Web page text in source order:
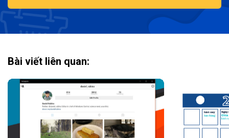
Bài viết liên quan: